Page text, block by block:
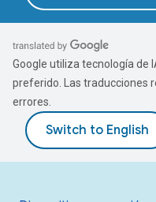
Google utiliza tecnología de
preferido. Las traducciones
errores.